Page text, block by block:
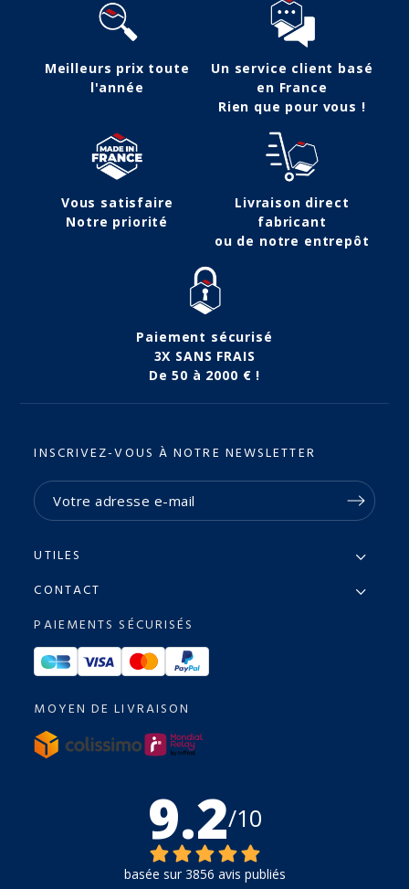
Meilleurs prix toute
l'année
Un service client basé
en France
Rien que pour vous !
Vous satisfaire
Notre priorité
Livraison direct
fabricant
ou de notre entrepôt
Paiement sécurisé
3X SANS FRAIS
De 50 à 2000 € !
INSCRIVEZ-VOUS À NOTRE NEWSLETTER
UTILES
CONTACT
PAIEMENTS SÉCURISÉS
MOYEN DE LIVRAISON
9.2/10
basée sur 3856 avis publiés